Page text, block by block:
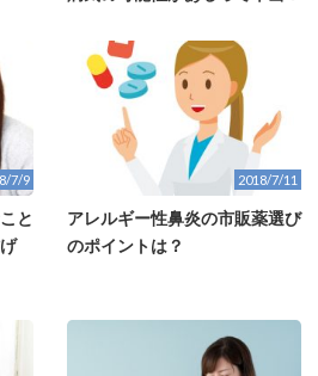
7/9
と
2018/7/11
アレルギー性鼻炎の市販薬選び
のポイントは？